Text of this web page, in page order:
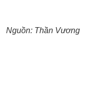
Nguồn: Thần Vương